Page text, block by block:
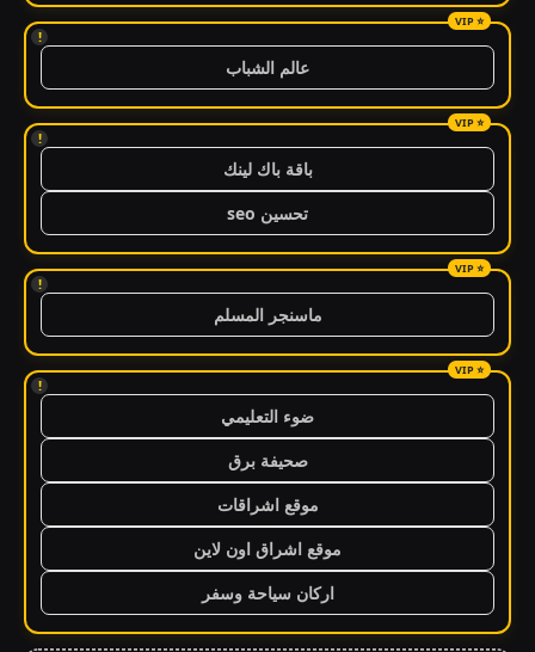
!
عالم الشباب
!
باقة باك لينك
تحسين seo
!
ماسنجر المسلم
!
ضوء التعليمي
صحيفة برق
موقع اشراقات
موقع اشراق اون لاين
اركان سياحة وسفر